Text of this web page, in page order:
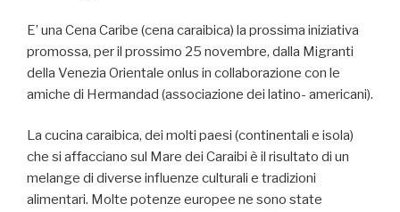
E’ una Cena Caribe (cena caraibica) la prossima iniziativa
promossa, per il prossimo 25 novembre, dalla Migranti
della Venezia Orientale onlus in collaborazione con le
amiche di Hermandad (associazione dei latino- americani).
La cucina caraibica, dei molti paesi (continentali e isola)
che si affacciano sul Mare dei Caraibi è il risultato di un
melange di diverse influenze culturali e tradizioni
alimentari. Molte potenze europee ne sono state